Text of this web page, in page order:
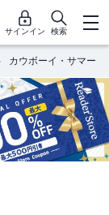
サインイン 検索
カウボーイ・サマー